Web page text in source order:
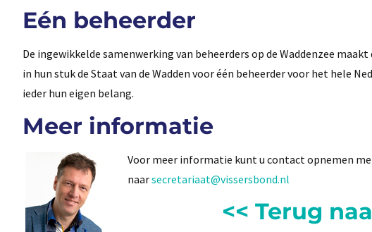
Eén beheerder
De ingewikkelde samenwerking van beheerders op de Waddenzee
in hun stuk de Staat van de Wadden voor één beheerder voor het hele
ieder hun eigen belang.
Meer informatie
Voor meer informatie kunt u contact opnemen
naarsecretariaat@vissersbond.nl
<< Terug